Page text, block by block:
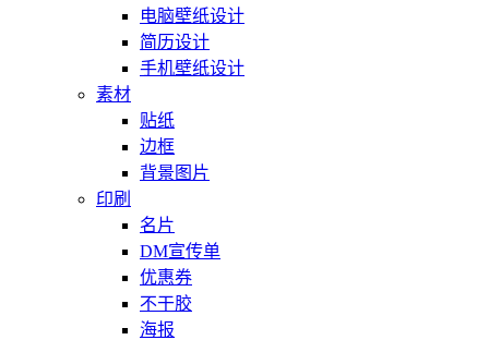
电脑壁纸设计
简历设计
手机壁纸设计
素材
贴纸
边框
背景图片
印刷
名片
DM宣传单
优惠券
不干胶
海报